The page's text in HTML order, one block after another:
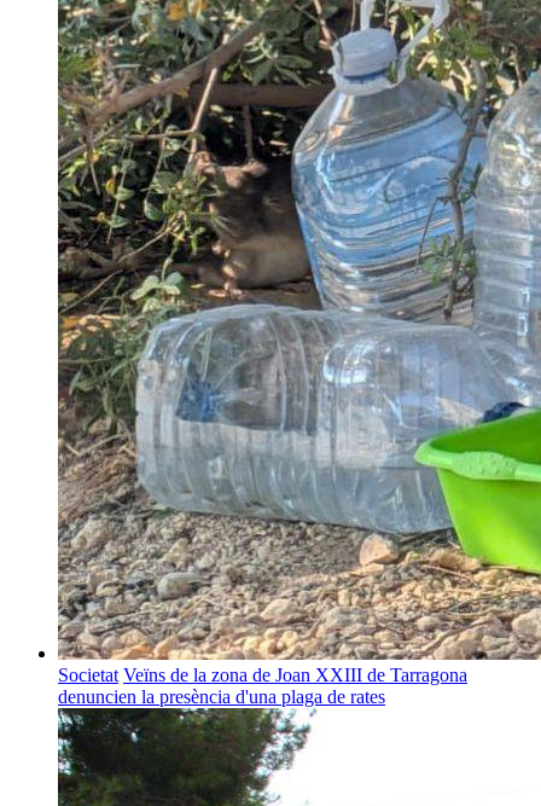
Societat Veïns de la zona de Joan XXIII de Tarragona
denuncien la presència d'una plaga de rates